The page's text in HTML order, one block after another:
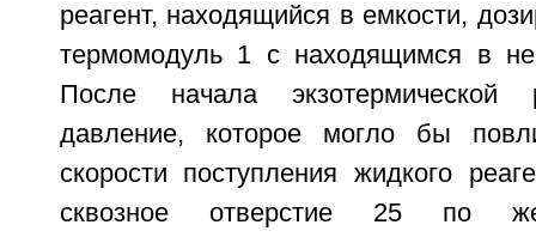
реагент, находящийся в емкости,
термомодуль 1 с находящимся в
После начала экзотермической
давление, которое могло бы
скорости поступления жидкого
сквозное отверстие 25 по